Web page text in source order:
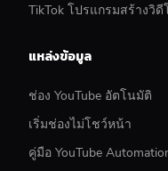
TikTok โปรแกรมสร้างวิ
แหล่งข้อมูล
ช่อง YouTube อัตโนมัติ
เริ่มช่องไม่โชว์หน้า
คู่มือ YouTube